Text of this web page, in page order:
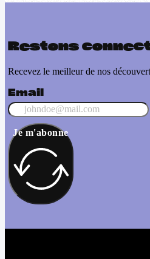
Restons
Recevez le meilleur de nos
Email
Je m'abonne